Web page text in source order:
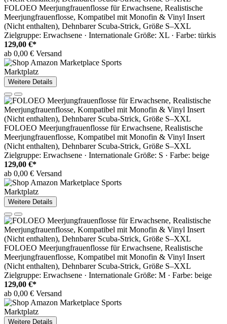
FOLOEO Meerjungfrauenflosse für Erwachsene, Realistische
Meerjungfrauenflosse, Kompatibel mit Monofin & Vinyl Insert
(Nicht enthalten), Dehnbarer Scuba-Strick, Größe S–XXL
Zielgruppe: Erwachsene · Internationale Größe: XL · Farbe: türkis
129,00 €*
ab 0,00 € Versand
Marktplatz
Weitere Details
FOLOEO Meerjungfrauenflosse für Erwachsene, Realistische
Meerjungfrauenflosse, Kompatibel mit Monofin & Vinyl Insert
(Nicht enthalten), Dehnbarer Scuba-Strick, Größe S–XXL
Zielgruppe: Erwachsene · Internationale Größe: S · Farbe: beige
129,00 €*
ab 0,00 € Versand
Marktplatz
Weitere Details
FOLOEO Meerjungfrauenflosse für Erwachsene, Realistische
Meerjungfrauenflosse, Kompatibel mit Monofin & Vinyl Insert
(Nicht enthalten), Dehnbarer Scuba-Strick, Größe S–XXL
Zielgruppe: Erwachsene · Internationale Größe: M · Farbe: beige
129,00 €*
ab 0,00 € Versand
Marktplatz
Weitere Details